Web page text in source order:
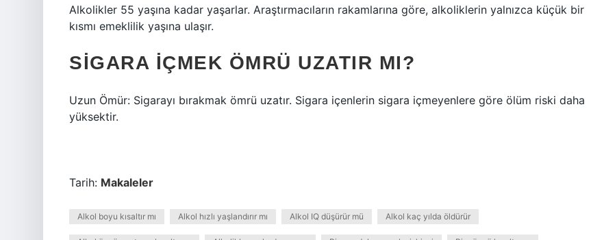
Alkolikler 55 yaşına kadar yaşarlar. Araştırmacıların rakamlarına göre, alkoliklerin yalnızca küçük bir
kısmı emeklilik yaşına ulaşır.
SIGARA IÇMEK ÖMRÜ UZATIR MI?
Uzun Ömür: Sigarayı bırakmak ömrü uzatır. Sigara içenlerin sigara içmeyenlere göre ölüm riski daha
yüksektir.
Tarih: Makaleler
Alkol boyu kısaltır mı Alkol hızlı yaşlandırır mı Alkol IQ düşürür mü Alkol kaç yılda öldürür